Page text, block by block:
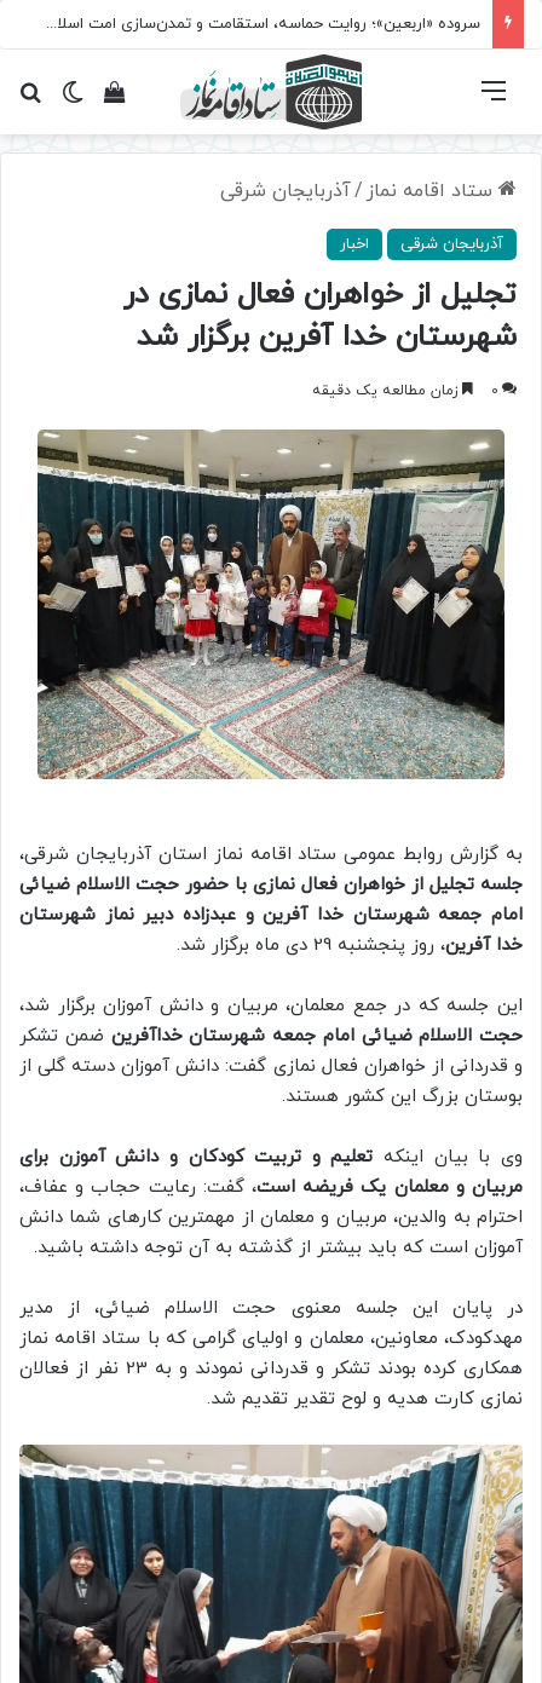
سروده‌ «اربعین»؛ روایت حماسه، استقامت و تمدن‌سازی امت اسلامی
تغییرمشاهده فهرست
ستاد اقامه نماز /آذربایجان شرقی
آذربایجان شرقی اخبار
تجلیل از خواهران فعال نمازی در
شهرستان خدا آفرین برگزار شد
0 زمان مطالعه یک دقیقه
به گزارش روابط عمومی ستاد اقامه نماز استان آذربایجان شرقی،
جلسه تجلیل از خواهران فعال نمازی با حضور حجت الاسلام ضیائی
امام جمعه شهرستان خدا آفرین و عبدزاده دبیر نماز شهرستان
خدا آفرین، روز پنجشنبه 29 دی ماه برگزار شد.
این جلسه که در جمع معلمان، مربیان و دانش آموزان برگزار شد،
حجت الاسلام ضیائی امام جمعه شهرستان خداآفرین ضمن تشکر
و قدردانی از خواهران فعال نمازی گفت: دانش آموزان دسته گلی از
بوستان بزرگ این کشور هستند.
وی با بیان اینکه تعلیم و تربیت کودکان و دانش آموزن برای
مربیان و معلمان یک فریضه است، گفت: رعایت حجاب و عفاف،
احترام به والدین، مربیان و معلمان از مهمترین کارهای شما دانش
آموزان است که باید بیشتر از گذشته به آن توجه داشته باشید.
در پایان این جلسه معنوی حجت الاسلام ضیائی، از مدیر
مهدکودک، معاونین، معلمان و اولیای گرامی که با ستاد اقامه نماز
همکاری کرده بودند تشکر و قدردانی نمودند و به 23 نفر از فعالان
نمازی کارت هدیه و لوح تقدیر تقدیم شد.